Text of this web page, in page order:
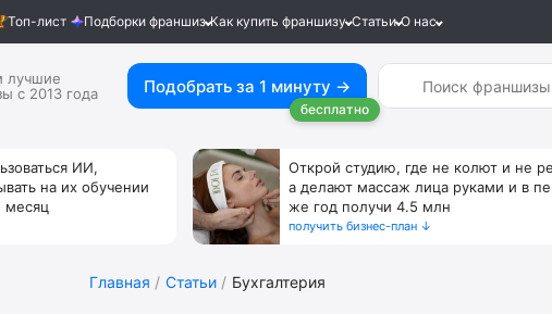
Топ-лист Подборки франшиз Как купить франшизу Статьи О нас
лучшие
с 2013 года
Подобрать за 1 минуту →
бесплатно
ИИ,
на их обучении
месяц
Открой студию, где не колют и не
а делают массаж лица руками и в
же год получи 4.5 млн
получить бизнес-план ↓
Главная Статьи Бухгалтерия